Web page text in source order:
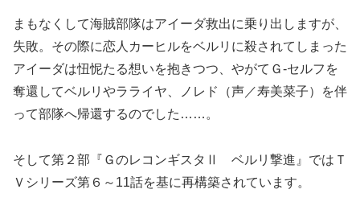
まもなくして海賊部隊はアイーダ救出に乗り出しますが、
失敗。その際に恋人カーヒルをベルリに殺されてしまった
アイーダは忸怩たる想いを抱きつつ、やがてＧ-セルフを
奪還してベルリやラライヤ、ノレド（声／寿美菜子）を伴
って部隊へ帰還するのでした……。
そして第２部『ＧのレコンギスタⅡ ベルリ撃進』ではＴ
Ｖシリーズ第６～11話を基に再構築されています。